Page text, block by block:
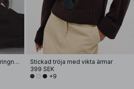
Stickad kofta med rund halsringning
Stickad tröja med vikta ärmar
399 SEK
+9